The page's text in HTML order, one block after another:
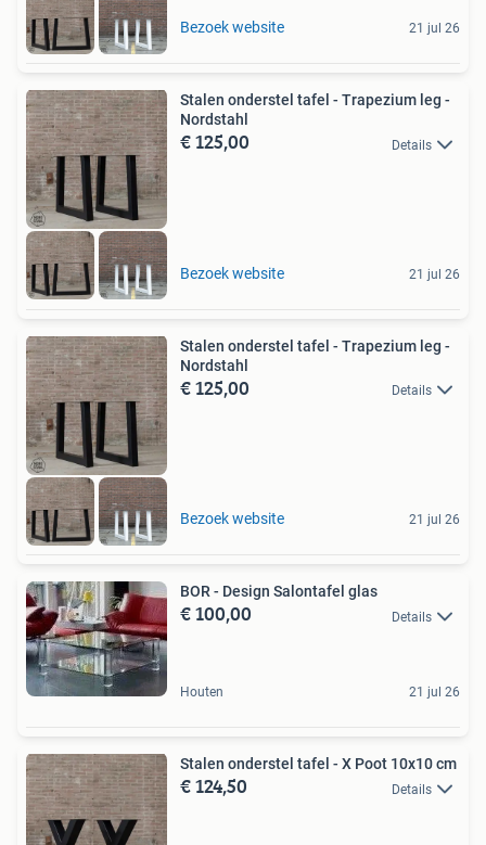
Bezoek website 21 jul 26
Stalen onderstel tafel - Trapezium leg -
Nordstahl
€ 125,00 Details
Bezoek website 21 jul 26
Stalen onderstel tafel - Trapezium leg -
Nordstahl
€ 125,00 Details
Bezoek website 21 jul 26
BOR - Design Salontafel glas
€ 100,00 Details
Houten 21 jul 26
Stalen onderstel tafel - X Poot 10x10 cm
€ 124,50 Details